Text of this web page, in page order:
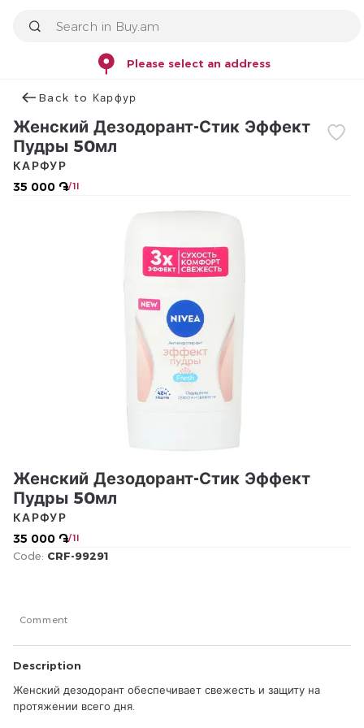
Please select an address
Back to Карфур
Женский Дезодорант-Стик Эффект
Пудры 50мл
35 000 ֏/ 1l
КАРФУР
Женский Дезодорант-Стик Эффект
Пудры 50мл
35 000 ֏/ 1l
КАРФУР
Code: CRF-99291
Comment
Description
Женский дезодорант обеспечивает свежесть и защиту на
протяжении всего дня.